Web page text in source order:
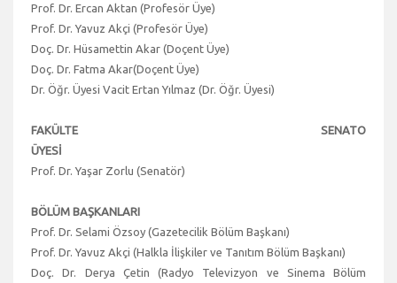
Prof. Dr. Ercan Aktan (Profesör Üye)
Prof. Dr. Yavuz Akçi (Profesör Üye)
Doç. Dr. Hüsamettin Akar (Doçent Üye)
Doç. Dr. Fatma Akar(Doçent Üye)
Dr. Öğr. Üyesi Vacit Ertan Yılmaz (Dr. Öğr. Üyesi)
FAKÜLTE SENATO
ÜYESİ
Prof. Dr. Yaşar Zorlu (Senatör)
BÖLÜM BAŞKANLARI
Prof. Dr. Selami Özsoy (Gazetecilik Bölüm Başkanı)
Prof. Dr. Yavuz Akçi (Halkla İlişkiler ve Tanıtım Bölüm Başkanı)
Doç. Dr. Derya Çetin (Radyo Televizyon ve Sinema Bölüm